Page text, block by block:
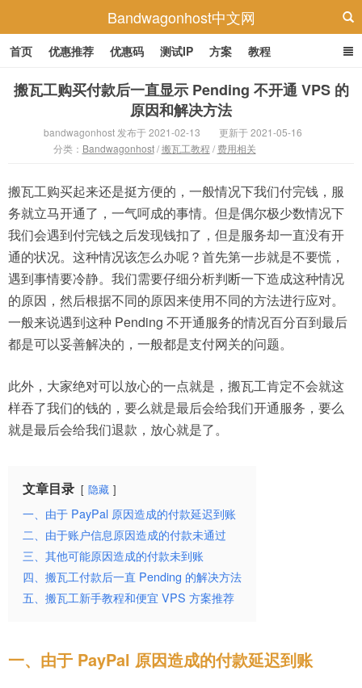
Bandwagonhost中文网
首页 优惠推荐 优惠码 测试IP 方案 教程
搬瓦工购买付款后一直显示 Pending 不开通 VPS 的
原因和解决方法
bandwagonhost 发布于 2021-02-13
更新于 2021-05-16
分类： Bandwagonhost/搬瓦工教程 / 费用相关
搬瓦工购买起来还是挺方便的，一般情况下我们付完钱，服
务就立马开通了，一气呵成的事情。但是偶尔极少数情况下
我们会遇到付完钱之后发现钱扣了，但是服务却一直没有开
通的状况。这种情况该怎么办呢？首先第一步就是不要慌，
遇到事情要冷静。我们需要仔细分析判断一下造成这种情况
的原因，然后根据不同的原因来使用不同的方法进行应对。
一般来说遇到这种 Pending 不开通服务的情况百分百到最后
都是可以妥善解决的，一般都是支付网关的问题。
此外，大家绝对可以放心的一点就是，搬瓦工肯定不会就这
样吞了我们的钱的，要么就是最后会给我们开通服务，要么
就是最后会给我们退款，放心就是了。
文章目录 隐藏
一、由于 PayPal 原因造成的付款延迟到账
二、由于账户信息原因造成的付款未通过
三、其他可能原因造成的付款未到账
四、搬瓦工付款后一直 Pending 的解决方法
五、搬瓦工新手教程和便宜 VPS 方案推荐
一、由于 PayPal 原因造成的付款延迟到账